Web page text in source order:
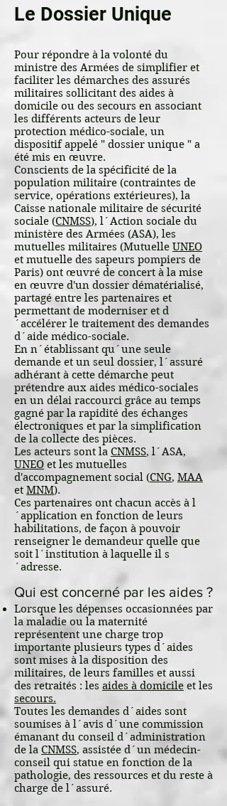
Le Dossier Unique
Pour répondre à la volonté du
ministre des Armées de simplifier et
faciliter les démarches des assurés
militaires sollicitant des aides à
domicile ou des secours en associant
les différents acteurs de leur
protection médico-sociale, un
dispositif appelé " dossier unique " a
été mis en œuvre.
Conscients de la spécificité de la
population militaire (contraintes de
service, opérations extérieures), la
Caisse nationale militaire de sécurité
sociale (CNMSS), l´Action sociale du
ministère des Armées (ASA), les
mutuelles militaires (Mutuelle UNEO
et mutuelle des sapeurs pompiers de
Paris) ont œuvré de concert à la mise
en œuvre d'un dossier dématérialisé,
partagé entre les partenaires et
permettant de moderniser et d
´accélérer le traitement des demandes
d´aide médico-sociale.
En n´établissant qu´une seule
demande et un seul dossier, l´assuré
adhérant à cette démarche peut
prétendre aux aides médico-sociales
en un délai raccourci grâce au temps
gagné par la rapidité des échanges
électroniques et par la simplification
de la collecte des pièces.
Les acteurs sont la CNMSS, l´ASA,
UNEO et les mutuelles
d'accompagnement social (CNG, MAA
et MNM).
Ces partenaires ont chacun accès à l
´application en fonction de leurs
habilitations, de façon à pouvoir
renseigner le demandeur quelle que
soit l´institution à laquelle il s
´adresse.
Qui est concerné par les aides ?
Lorsque les dépenses occasionnées par
la maladie ou la maternité
représentent une charge trop
importante plusieurs types d´aides
sont mises à la disposition des
militaires, de leurs familles et aussi
des retraités : les aides à domicile et les
secours.
Toutes les demandes d´aides sont
soumises à l´avis d´une commission
émanant du conseil d´administration
de la CNMSS, assistée d´un médecin-
conseil qui statue en fonction de la
pathologie, des ressources et du reste à
charge de l´assuré.